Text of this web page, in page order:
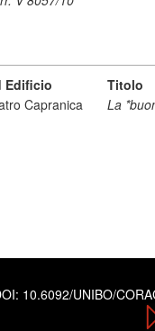
Edificio
Titolo
Capranica La
10.6092/UNIBO/